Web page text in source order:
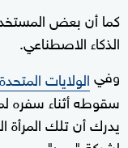
كما أن بعض
الذكاء الاصطناعي.
وفيالولايات المتحدة
سقوطه أثناء سفره
يدرك أن تلك المرأة